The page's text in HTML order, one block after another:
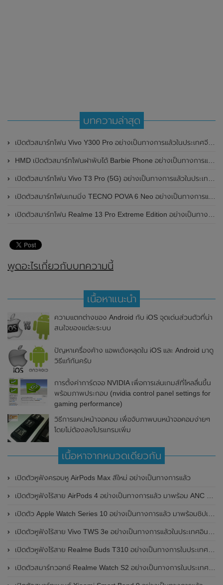
บทความล่าสุด
เปิดตัวสมาร์ทโฟน Vivo Y300 Pro อย่างเป็นทางการแล้วในประเทศจีน มาพร้อมดีไซน์พรีเมี่ยม ทนทาน และแบตเตอรี่สุดอึดขนาดใหญ่ 6,500mAh พร้อมรองรับการชาร์จไว 80W
HMD เปิดตัวสมาร์ทโฟนฝาพับได้ Barbie Phone อย่างเป็นทางการแล้ว มาพร้อมธีมสีชมพูสดใส
เปิดตัวสมาร์ทโฟน Vivo T3 Pro (5G) อย่างเป็นทางการแล้วในประเทศอินเดีย
เปิดตัวสมาร์ทโฟนเกมมิ่ง TECNO POVA 6 Neo อย่างเป็นทางการแล้วในประเทศไทย ในราคา 8,499 บาท
เปิดตัวสมาร์ทโฟน Realme 13 Pro Extreme Edition อย่างเป็นทางการแล้วในประเทศจีน
พูดอะไรเกี่ยวกับบทความนี้
เนื้อหาแนะนำ
ความแตกต่างของ Android กับ iOS จุดเด่นส่วนตัวที่น่า
สนใจของแต่ละระบบ
ปัญหาเครื่องค้าง แอพเด้งหลุดใน iOS และ Android มาดู
วิธีแก้กันครับ
การตั้งค่าการ์ดจอ NVIDIA เพื่อการเล่นเกมส์ที่ไหลลื่นขึ้น
พร้อมภาพประกอบ (nvidia control panel settings for
gaming performance)
วิธีการแคปหน้าจอคอม เพื่อจับภาพบนหน้าจอคอมง่ายๆ
โดยไม่ต้องลงโปรแกรมเพิ่ม
เนื้อหาจากหมวดเดียวกัน
เปิดตัวหูฟังครอบหู AirPods Max สีใหม่ อย่างเป็นทางการแล้ว
เปิดตัวหูฟังไร้สาย AirPods 4 อย่างเป็นทางการแล้ว มาพร้อม ANC และฟีเจอร์ใหม่มากมาย
เปิดตัว Apple Watch Series 10 อย่างเป็นทางการแล้ว มาพร้อมชิปเซ็ตรุ่น S10
เปิดตัวหูฟังไร้สาย Vivo TWS 3e อย่างเป็นทางการแล้วในประเทศอินเดีย มาพร้อมระบบตัดเสียงรบกวน ANC ที่ 30dB , ป้องกันฝุ่นและกันน้ำที่ระดับ IP54 , แบตเตอรี่สามารถใช้งานนานสูงสุด 36 ชั่วโมง
เปิดตัวหูฟังไร้สาย Realme Buds T310 อย่างเป็นทางการในประเทศอินเดีย มาพร้อมระบบตัดเสียงรบกวน ANC สูงสุด 46dB , เสียงรอบทิศทาง 360 องศา , แบตเตอรี่สามารถใช้งานได้นานสูงสุด 40 ชั่วโมง
เปิดตัวสมาร์ทวอทช์ Realme Watch S2 อย่างเป็นทางการในประเทศอินเดีย มาพร้อมตัวเรือนสแตนเลสสตีล , หน้าจอแสดงผล AMOLED ขนาด 1.43 นิ้ว , แบตเตอรี่ขนาดใหญ่ใช้งานได้นาน 20 วัน และรองรับคำสั่งเสียง Super AI Engine ที่ขับเคลื่อนโดย ChatGPT